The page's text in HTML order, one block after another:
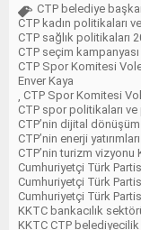
CTP belediye
CTP kadın politikaları
CTP sağlık politikaları
CTP seçim
CTP Spor Komitesi
Enver Kaya
CTP Spor Komitesi
CTP spor politikaları ve
CTP’nin dijital
CTP’nin enerji
CTP’nin turizm vizyonu
Cumhuriyetçi Türk
Cumhuriyetçi Türk
Cumhuriyetçi Türk
KKTC bankacılık
KKTC CTP